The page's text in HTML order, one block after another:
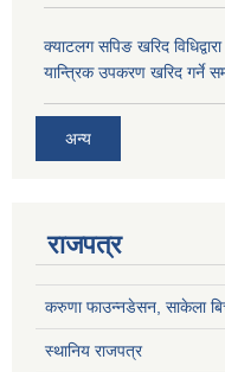
क्याटलग सपिङ खरिद
यान्त्रिक उपकरण खरिद गर्ने
अन्य
राजपत्र
करुणा फाउन्नडेसन, साकेला
स्थानिय राजपत्र